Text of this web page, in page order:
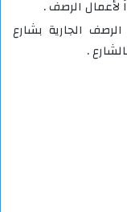
لأعمال الرصف .
الجارية بشارع
.